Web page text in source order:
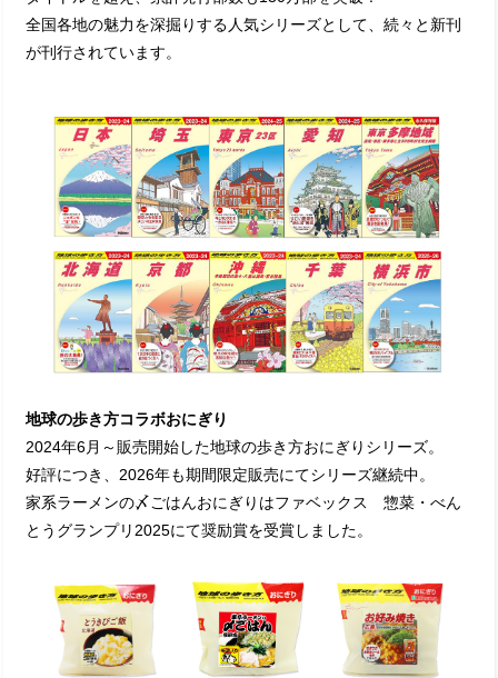
全国各地の魅力を深掘りする人気シリーズとして、続々と新刊
が刊行されています。
地球の歩き方コラボおにぎり
2024年6月～販売開始した地球の歩き方おにぎりシリーズ。
好評につき、2026年も期間限定販売にてシリーズ継続中。
家系ラーメンの〆ごはんおにぎりはファベックス 惣菜・べん
とうグランプリ2025にて奨励賞を受賞しました。